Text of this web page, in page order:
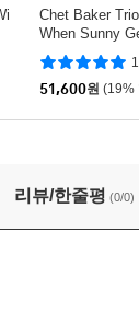
Chet Baker
When Sunny
51,600원 (19%
스) - Seven
리뷰/한줄평 (0/0)